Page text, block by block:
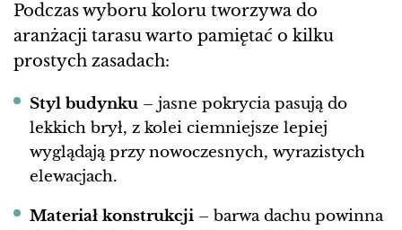
Podczas wyboru koloru tworzywa do
aranżacji tarasu warto pamiętać o kilku
prostych zasadach:
Styl budynku – jasne pokrycia pasują do
lekkich brył, z kolei ciemniejsze lepiej
wyglądają przy nowoczesnych, wyrazistych
elewacjach.
Materiał konstrukcji – barwa dachu powinna